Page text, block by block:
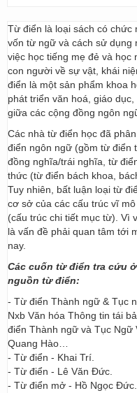
Từ điển là loại sách có chức
vốn từ ngữ và cách sử dụng
việc học tiếng mẹ đẻ và học
con người về sự vật, khái
điển là một sản phẩm khoa
phát triển văn hoá, giáo
giữa các cộng đồng ngôn
Các nhà từ điển học đã
điển ngôn ngữ (gồm từ điển
đồng nghĩa/trái nghĩa, từ
thức (từ điển bách khoa,
Tuy nhiên, bất luận loại từ
cơ sở của các cấu trúc vĩ
(cấu trúc chi tiết mục từ). Vì
là vấn đề phải quan tâm tới
nay.
Các cuốn từ điển tra cứu
nguồn từ điển:
- Từ điển Thành ngữ & Tục
Nxb Văn hóa Thông tin tái
điển Thành ngữ và Tục Ngữ
Quang Hào…
- Từ điển - Khai Trí.
- Từ điển - Lê Văn Đức.
- Từ điển mở - Hồ Ngọc Đức.